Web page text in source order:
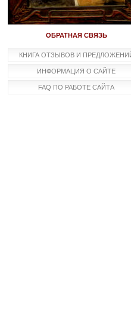
ОБРАТНАЯ СВЯЗЬ
КНИГА ОТЗЫВОВ И
ИНФОРМАЦИЯ О САЙТЕ
FAQ ПО РАБОТЕ САЙТА